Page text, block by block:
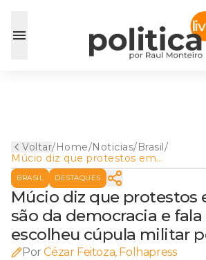
Voltar/Home/Noticias/Brasil/
Múcio diz que protestos em
quartéis são da democracia e
fala que escolheu cúpula
militar pela internet
BRASIL DESTAQUES
Múcio diz que protestos
são da democracia e
escolheu cúpula militar
Por Cézar Feitoza, Folhapress